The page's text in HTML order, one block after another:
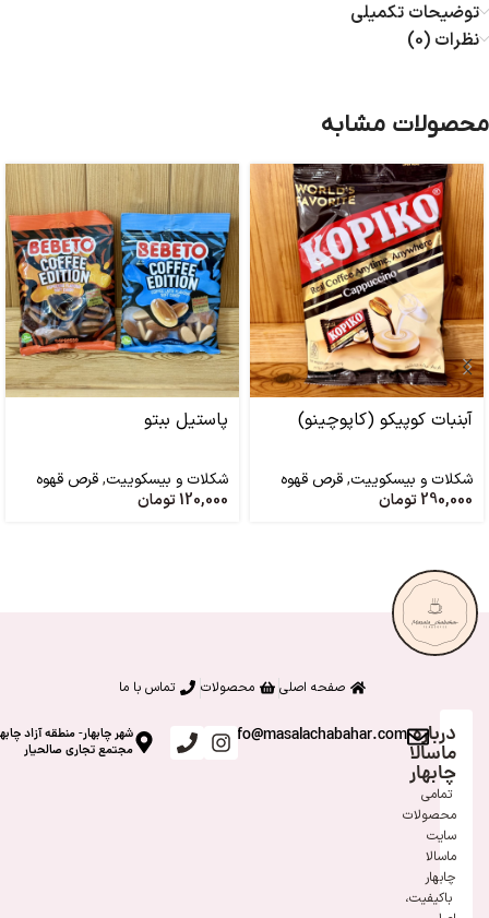
توضیحات تکمیلی
نظرات (0)
محصولات مشابه
آبنبات کوپیکو (کاپوچینو)
شکلات و بیسکوییت,قرص قهوه
290,000تومان
پاستیل ببتو
شکلات و بیسکوییت,قرص قهوه
120,000تومان
صفحه اصلی محصولات تماس با ما
درباره
ماسالا
چابهار
تمامی
محصولات
سایت
ماسالا
چابهار
باکیفیت،
info@masalachabahar.com
شهر چابهار- منطقه آزاد
مجتمع تجاری صالحیار